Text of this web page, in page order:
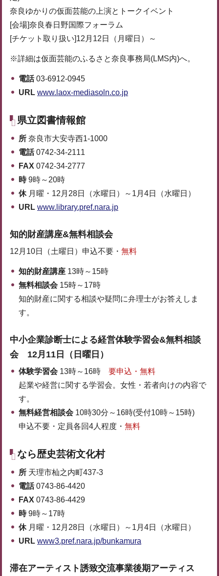
奈良ゆかりの仮面芸能の上演とトークイベント
[会場]奈良春日野国際フォーラム
[チケット取り扱い]12月12日（月曜日）～
※詳細は仮面芸能のふるさと奈良事務局(LMS内)へ。
電話03-6912-0945
URL www.laox-mediasoln.co.jp
県立図書情報館
所 奈良市大安寺西1-1000
電話0742-34-2111
FAX 0742-34-2777
時9時～20時
休 月曜・12月28日（水曜日）～1月4日（水曜日）
URL www.library.pref.nara.jp
知的財産講座&無料相談会
12月10日（土曜日）申込不要・ 無料
知的財産講座 13時～15時
無料相談会 15時～17時
知的財産に関する相談や疑問に弁理士がお答えしま
す。
中小企業診断士による経営体験学習会&無料相談
会 12月11日（日曜日）
体験学習会 13時～16時 要申込・無料
起業や経営に関する学習会。女性・若者向けの内容で
す。
無料経営相談会 10時30分～16時(受付10時～15時)
申込不要・定員各回4人程度・ 無料
なら歴史芸術文化村
所 天理市杣之内町437-3
電話0743-86-4420
FAX 0743-86-4429
時9時～17時
休 月曜・12月28日（水曜日）～1月4日（水曜日）
URL www3.pref.nara.jp/bunkamura
滞在アーティスト誘致交流事業後期アーティス